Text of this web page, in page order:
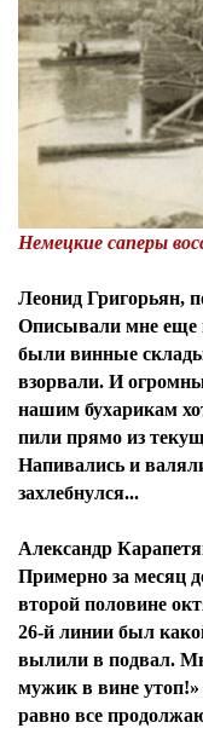
Немецкие саперы
Леонид Григорьян,
Описывали мне еще
были винные
взорвали. И
нашим бухарикам
пили прямо из
Напивались и
захлебнулся...
Александр
Примерно за месяц
второй половине
26-й линии был
вылили в подвал.
мужик в вине утоп!»
равно все